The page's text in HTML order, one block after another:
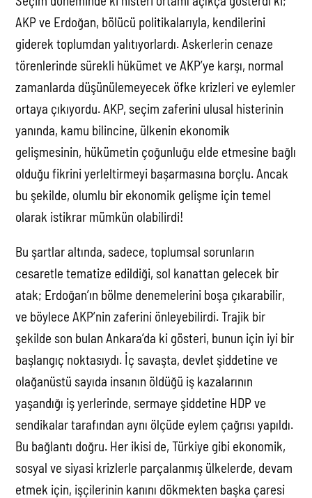
AKP ve Erdoğan, bölücü politikalarıyla, kendilerini
giderek toplumdan yalıtıyorlardı. Askerlerin cenaze
törenlerinde sürekli hükümet ve AKP’ye karşı, normal
zamanlarda düşünülemeyecek öfke krizleri ve eylemler
ortaya çıkıyordu. AKP, seçim zaferini ulusal histerinin
yanında, kamu bilincine, ülkenin ekonomik
gelişmesinin, hükümetin çoğunluğu elde etmesine bağlı
olduğu fikrini yerleltirmeyi başarmasına borçlu. Ancak
bu şekilde, olumlu bir ekonomik gelişme için temel
olarak istikrar mümkün olabilirdi!
Bu şartlar altında, sadece, toplumsal sorunların
cesaretle tematize edildiği, sol kanattan gelecek bir
atak; Erdoğan’ın bölme denemelerini boşa çıkarabilir,
ve böylece AKP’nin zaferini önleyebilirdi. Trajik bir
şekilde son bulan Ankara’da ki gösteri, bunun için iyi bir
başlangıç noktasıydı. İç savaşta, devlet şiddetine ve
olağanüstü sayıda insanın öldüğü iş kazalarının
yaşandığı iş yerlerinde, sermaye şiddetine HDP ve
sendikalar tarafından aynı ölçüde eylem çağrısı yapıldı.
Bu bağlantı doğru. Her ikisi de, Türkiye gibi ekonomik,
sosyal ve siyasi krizlerle parçalanmış ülkelerde, devam
etmek için, işçilerinin kanını dökmekten başka çaresi